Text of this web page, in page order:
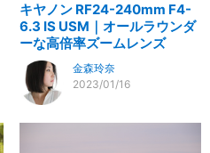
キヤノン RF24-240mm F4-
6.3 IS USM｜オールラウンダ
ーな高倍率ズームレンズ
金森玲奈
2023/01/16